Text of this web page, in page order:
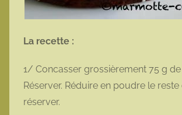
La recette :
1/ Concasser grossièrement 75 g de
Réserver. Réduire en poudre le
réserver.